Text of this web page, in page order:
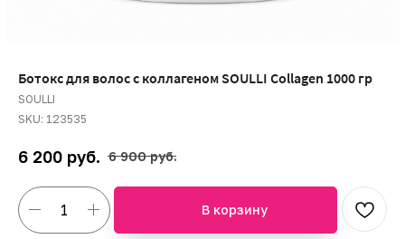
Ботокс для волос с коллагеном SOULLI Collagen 1000 гр
SOULLI
SKU: 123535
6 200 руб. 6 900 руб.
В корзину